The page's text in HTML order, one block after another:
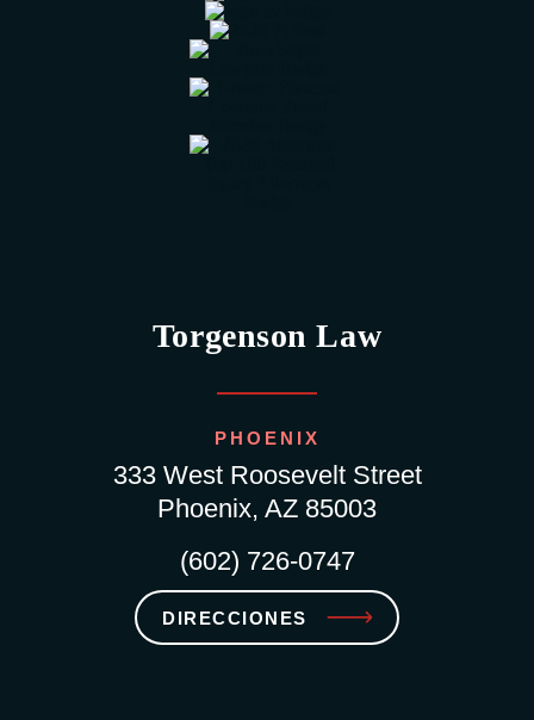
Torgenson Law
PHOENIX
333 West Roosevelt Street
Phoenix, AZ 85003
(602) 726-0747
DIRECCIONES